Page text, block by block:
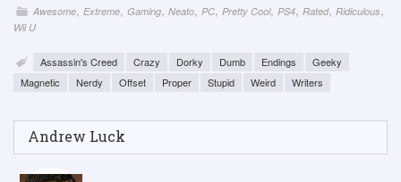
Awesome,Extreme,Gaming,Neato,PC,Pretty Cool,PS4, Rated, Ridiculous,
Wii U
Assassin's Creed Crazy Dorky Dumb Endings
Geeky
Magnetic
Nerdy Offset Proper Stupid Weird Writers
Andrew Luck